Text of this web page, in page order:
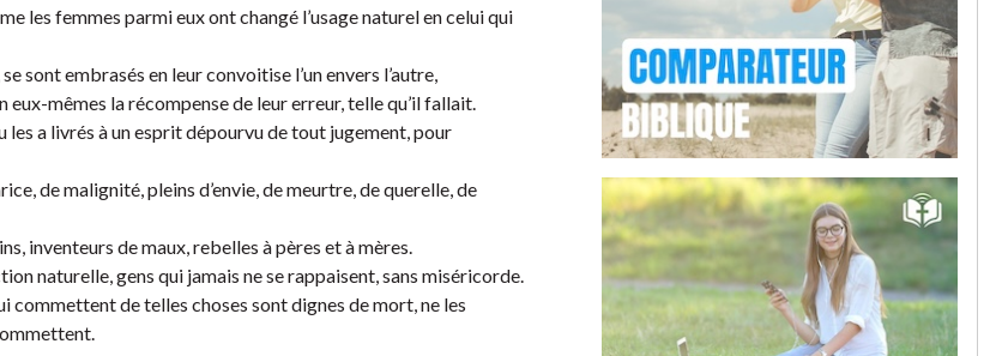
les femmes parmi eux ont changé l’usage naturel en celui qui
sont embrasés en leur convoitise l’un envers l’autre,
mêmes la récompense de leur erreur, telle qu’il fallait.
les a livrés à un esprit dépourvu de tout jugement, pour
de malignité, pleins d’envie, de meurtre, de querelle, de
inventeurs de maux, rebelles à pères et à mères.
naturelle, gens qui jamais ne se rappaisent, sans miséricorde.
commettent de telles choses sont dignes de mort, ne les